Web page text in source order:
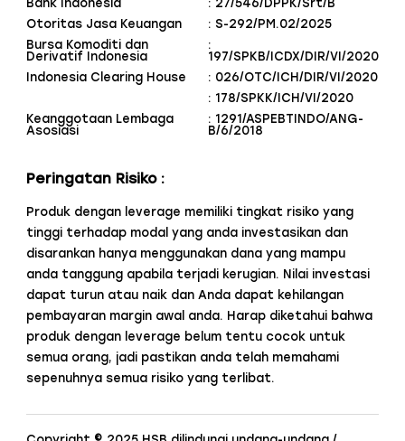
Bank Indonesia
: 27/546/DPPK/Srt/B
Otoritas Jasa Keuangan
: S-292/PM.02/2025
Bursa Komoditi dan
Derivatif Indonesia
:
197/SPKB/ICDX/DIR/VI/2020
Indonesia Clearing House
: 026/OTC/ICH/DIR/VI/2020
: 178/SPKK/ICH/VI/2020
Keanggotaan Lembaga
Asosiasi
: 1291/ASPEBTINDO/ANG-
B/6/2018
Peringatan Risiko :
Produk dengan leverage memiliki tingkat risiko yang
tinggi terhadap modal yang anda investasikan dan
disarankan hanya menggunakan dana yang mampu
anda tanggung apabila terjadi kerugian. Nilai investasi
dapat turun atau naik dan Anda dapat kehilangan
pembayaran margin awal anda. Harap diketahui bahwa
produk dengan leverage belum tentu cocok untuk
semua orang, jadi pastikan anda telah memahami
sepenuhnya semua risiko yang terlibat.